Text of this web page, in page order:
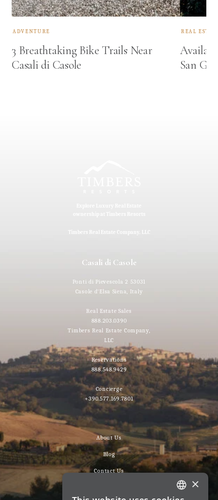
ADVENTURE
3 Breathtaking Bike Trails Near
Casali di Casole
REAL
San
Casali di Casole
Ponti di Pievescola 2 53031
Casole d'Elsa Siena, Italy
Real Estate Sales
888.203.0390
Timbers Real Estate Company,
LLC
Reservations
888.548.9429
Concierge
+390.577.169.7801
About Us
Blog
Contact Us
Timbers Real Estate Company, LLC
×